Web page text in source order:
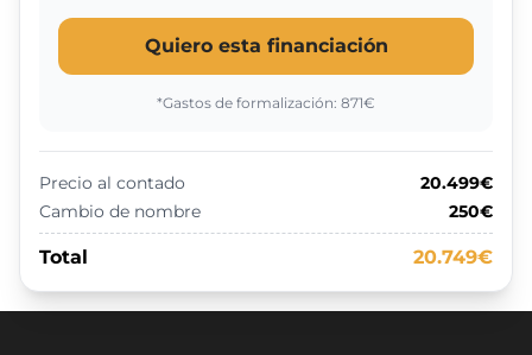
Quiero esta financiación
*Gastos de formalización: 871€
Precio al contado
20.499€
Cambio de nombre
250€
Total 20.749€